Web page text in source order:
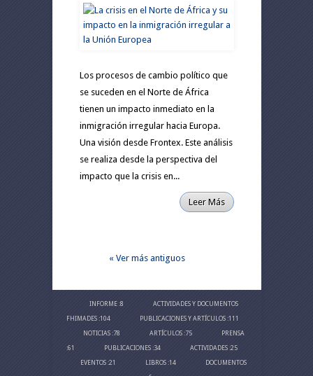
Los procesos de cambio político que
se suceden en el Norte de África
tienen un impacto inmediato en la
inmigración irregular hacia Europa.
Una visión desde Frontex. Este análisis
se realiza desde la perspectiva del
impacto que la crisis en...
Leer Más
« Ver más antiguos
INFORME:8 ACTIVIDADES Y DOCUMENTOS
FHIMADES:104 PUBLICACIONES Y ARTÍCULOS:111
NOTICIAS:78 ARTÍCULOS:75 PRENSA
:61 PUBLICACIONES:34 ACTIVIDADES:25
EVENTOS :21 LIBROS :14 DOCUMENTOS